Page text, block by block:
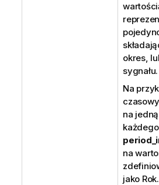
okres,
sygnału.
Na
na
na
jako Rok.